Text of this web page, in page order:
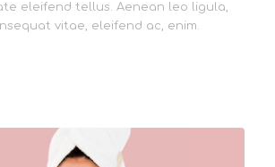
eleifend tellus. Aenean leo ligula,
vitae, eleifend ac, enim.